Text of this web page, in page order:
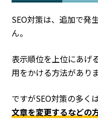
SEO対策は、追加で発
ん。
表示順位を上位にあげ
用をかける方法がありま
ですがSEO対策の多くは
文章を変更するなどの